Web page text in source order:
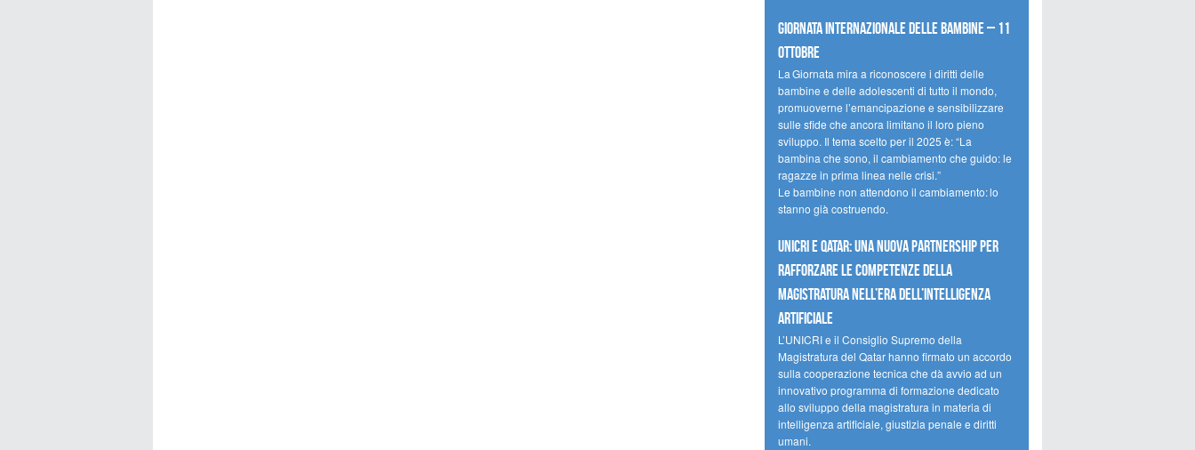
Giornata internazionale delle bambine – 11
ottobre
La Giornata mira a riconoscere i diritti delle
bambine e delle adolescenti di tutto il mondo,
promuoverne l’emancipazione e sensibilizzare
sulle sfide che ancora limitano il loro pieno
sviluppo. Il tema scelto per il 2025 è: “La
bambina che sono, il cambiamento che guido: le
ragazze in prima linea nelle crisi.”
Le bambine non attendono il cambiamento: lo
stanno già costruendo.
UNICRI e Qatar: una nuova partnership per
rafforzare le competenze della
magistratura nell’era dell’intelligenza
artificiale
L’UNICRI e il Consiglio Supremo della
Magistratura del Qatar hanno firmato un accordo
sulla cooperazione tecnica che dà avvio ad un
innovativo programma di formazione dedicato
allo sviluppo della magistratura in materia di
intelligenza artificiale, giustizia penale e diritti
umani.